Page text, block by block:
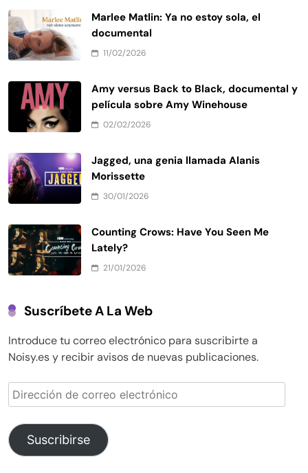
Marlee Matlin: Ya no estoy sola, el
documental
11/02/2026
Amy versus Back to Black, documental y
película sobre Amy Winehouse
02/02/2026
Jagged, una genia llamada Alanis
Morissette
30/01/2026
Counting Crows: Have You Seen Me
Lately?
21/01/2026
Suscríbete A La Web
Introduce tu correo electrónico para suscribirte a
Noisy.es y recibir avisos de nuevas publicaciones.
Dirección
de
correo
electrónico
Suscribirse